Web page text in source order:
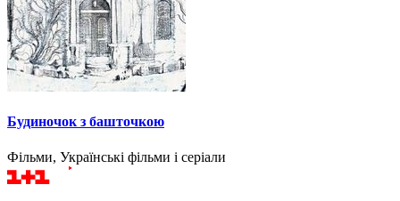
Будиночок з башточкою
Фільми, Українські фільми і серіали